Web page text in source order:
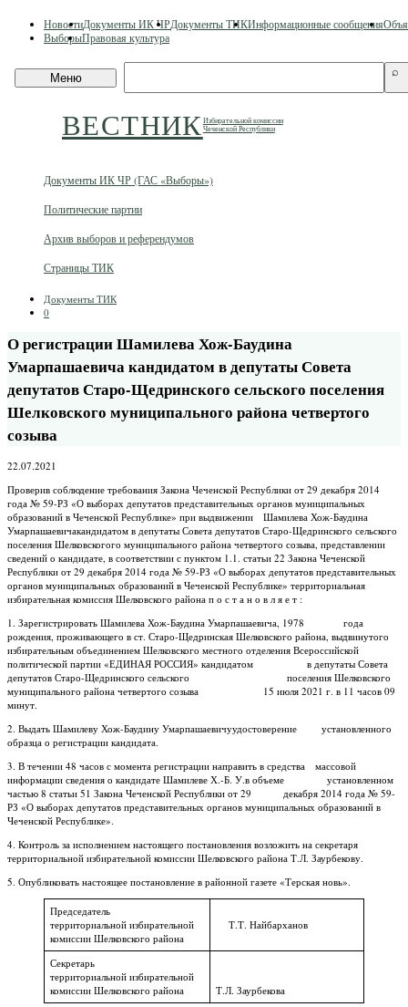
content
НовостиДокументы ИК ЧРДокументы ТИКИнформационные сообщения
ВыборыПравовая культура
Меню
ВЕСТНИКИзбирательной комиссии
Чеченской Республики
сайту
⌕
Документы ИК ЧР (ГАС «Выборы»)
Политические партии
Архив выборов и референдумов
Страницы ТИК
Документы ТИК
0
О регистрации Шамилева Хож-Баудина
Умарпашаевича кандидатом в депутаты Совета
депутатов Старо-Щедринского сельского поселения
Шелковского муниципального района четвертого
созыва
22.07.2021
Проверив соблюдение требования Закона Чеченской Республики от 29 декабря 2014
года № 59-РЗ «О выборах депутатов представительных органов муниципальных
образований в Чеченской Республике» при выдвижении Шамилева Хож-Баудина
Умарпашаевичакандидатом в депутаты Совета депутатов Старо-Щедринского сельского
поселения Шелковскогого муниципального района четвертого созыва, представлении
сведений о кандидате, в соответствии с пунктом 1.1. статьи 22 Закона Чеченской
Республики от 29 декабря 2014 года № 59-РЗ «О выборах депутатов представительных
органов муниципальных образований в Чеченской Республике» территориальная
избирательная комиссия Шелковского района п о с т а н о в л я е т :
1. Зарегистрировать Шамилева Хож-Баудина Умарпашаевича, 1978 года
рождения, проживающего в ст. Старо-Щедринская Шелковского района, выдвинутого
избирательным объединением Шелковского местного отделения Всероссийской
политической партии «ЕДИНАЯ РОССИЯ» кандидатом в депутаты Совета
депутатов Старо-Щедринского сельского поселения Шелковского
муниципального района четвертого созыва 15 июля 2021 г. в 11 часов 09
минут.
2. Выдать Шамилеву Хож-Баудину Умарпашаевичуудостоверение установленного
образца о регистрации кандидата.
3. В течении 48 часов с момента регистрации направить в средства массовой
информации сведения о кандидате Шамилеве Х.-Б. У.в объеме установленном
частью 8 статьи 51 Закона Чеченской Республики от 29 декабря 2014 года № 59-
РЗ «О выборах депутатов представительных органов муниципальных образований в
Чеченской Республике».
4. Контроль за исполнением настоящего постановления возложить на секретаря
территориальной избирательной комиссии Шелковского района Т.Л. Заурбекову.
5. Опубликовать настоящее постановление в районной газете «Терская новь».
Председатель
территориальной избирательной
комиссии Шелковского района
Т.Т. Найбарханов
Секретарь
территориальной избирательной
комиссии Шелковского района
Т.Л. Заурбекова